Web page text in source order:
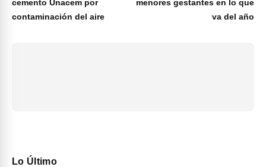
cemento Unacem por
contaminación del aire
menores gestantes en lo que
va del año
Lo Último